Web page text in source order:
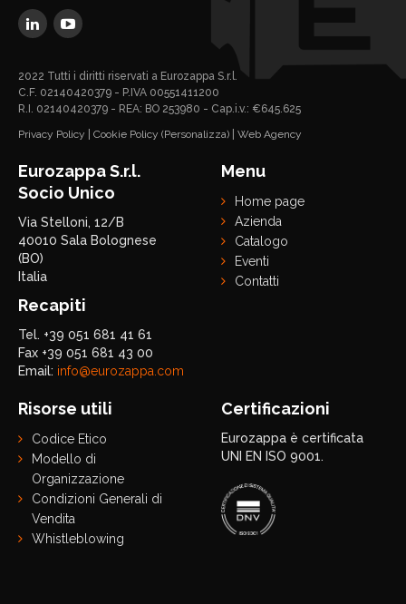
2022 Tutti i diritti riservati a Eurozappa S.r.l.
C.F. 02140420379 - P.IVA 00551411200
R.I. 02140420379 - REA: BO 253980 - Cap.i.v.: €645.625
Privacy Policy
Cookie Policy (Personalizza) Web Agency
Eurozappa S.r.l.
Socio Unico
Via Stelloni, 12/B
40010 Sala Bolognese
(BO)
Italia
Recapiti
Tel. +39 051 681 41 61
Fax +39 051 681 43 00
Email: info@eurozappa.com
Menu
Home page
Azienda
Catalogo
Eventi
Contatti
Risorse utili
Codice Etico
Modello di
Organizzazione
Condizioni Generali di
Vendita
Whistleblowing
Certificazioni
Eurozappa è certificata
UNI EN ISO 9001.